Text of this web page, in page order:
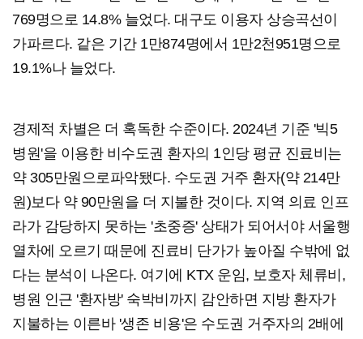
769명으로 14.8% 늘었다. 대구도 이용자 상승곡선이
가파르다. 같은 기간 1만874명에서 1만2천951명으로
19.1%나 늘었다.
경제적 차별은 더 혹독한 수준이다. 2024년 기준 '빅5
병원'을 이용한 비수도권 환자의 1인당 평균 진료비는
약 305만원으로파악됐다. 수도권 거주 환자(약 214만
원)보다 약 90만원을 더 지불한 것이다. 지역 의료 인프
라가 감당하지 못하는 '초중증' 상태가 되어서야 서울행
열차에 오르기 때문에 진료비 단가가 높아질 수밖에 없
다는 분석이 나온다. 여기에 KTX 운임, 보호자 체류비,
병원 인근 '환자방' 숙박비까지 감안하면 지방 환자가
지불하는 이른바 '생존 비용'은 수도권 거주자의 2배에